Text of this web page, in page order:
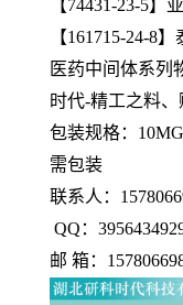
【74431-23-5】
【161715-24-8
医药中间体系列
时代-精工之料、
包装规格：
需包装
联系人：
QQ：
邮 箱：